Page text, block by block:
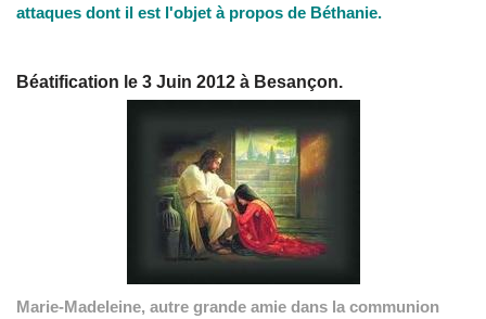
attaques dont il est l'objet à propos de Béthanie.
Béatification le 3 Juin 2012 à Besançon.
Marie-Madeleine, autre grande amie dans la communion